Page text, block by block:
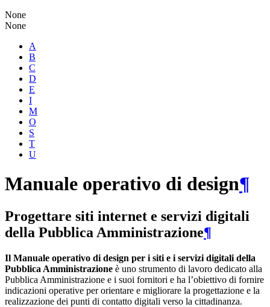
None
None
A
B
C
D
E
I
M
O
S
T
U
Manuale operativo di design¶
Progettare siti internet e servizi digitali
della Pubblica Amministrazione¶
Il Manuale operativo di design per i siti e i servizi digitali della
Pubblica Amministrazione è uno strumento di lavoro dedicato alla
Pubblica Amministrazione e i suoi fornitori e ha l’obiettivo di fornire
indicazioni operative per orientare e migliorare la progettazione e la
realizzazione dei punti di contatto digitali verso la cittadinanza.